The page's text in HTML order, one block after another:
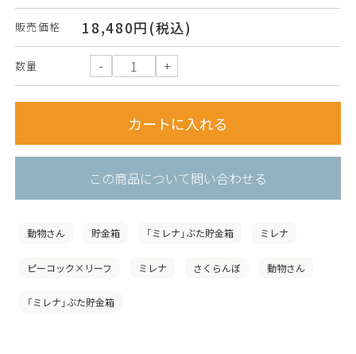
販売価格 18,480円(税込)
数量
この商品について問い合わせる
動物さん 貯金箱 「ミレナ」ぶた貯金箱 ミレナ
ピーコック×リーフ ミレナ さくらんぼ 動物さん
「ミレナ」ぶた貯金箱